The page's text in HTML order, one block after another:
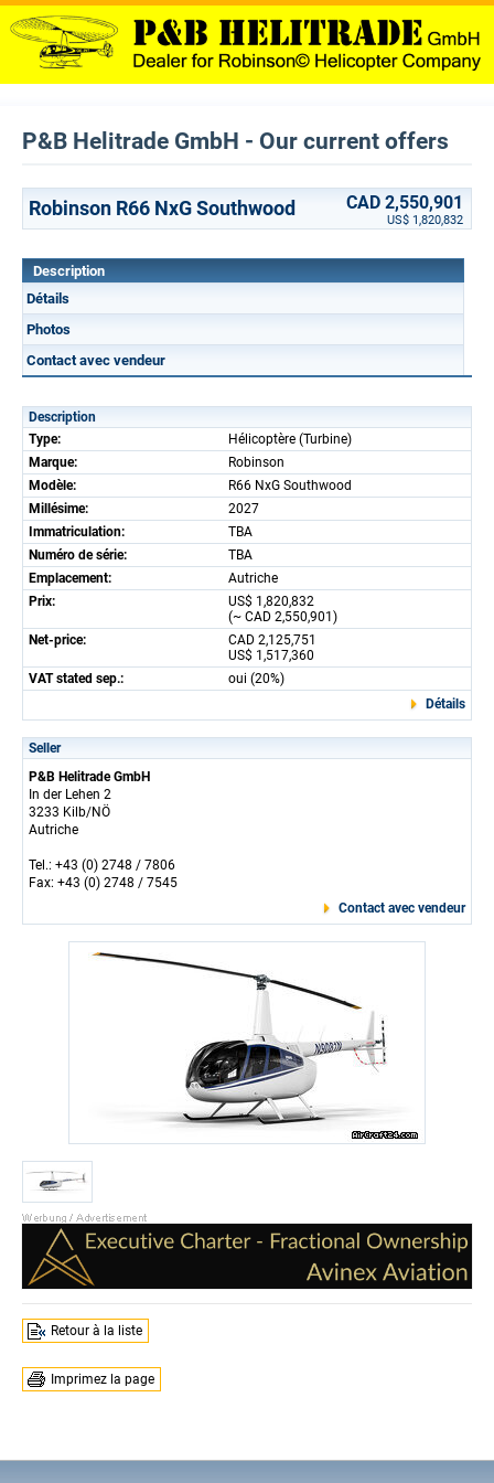
P&B Helitrade GmbH - Our current offers
Robinson R66 NxG Southwood CAD 2,550,901
US$ 1,820,832
Description
Détails
Photos
Contact avec vendeur
Description
Type:
Hélicoptère (Turbine)
Marque:
Robinson
Modèle:
R66 NxG Southwood
Millésime:
2027
Immatriculation:
TBA
Numéro de série:
TBA
Emplacement:
Autriche
Prix:
US$ 1,820,832
(~ CAD 2,550,901)
Net-price:
CAD 2,125,751
US$ 1,517,360
VAT stated sep.:
oui (20%)
Détails
Seller
P&B Helitrade GmbH
In der Lehen 2
3233 Kilb/NÖ
Autriche
Tel.: +43 (0) 2748 / 7806
Fax: +43 (0) 2748 / 7545
Contact avec vendeur
Retour à la liste
Imprimez la page